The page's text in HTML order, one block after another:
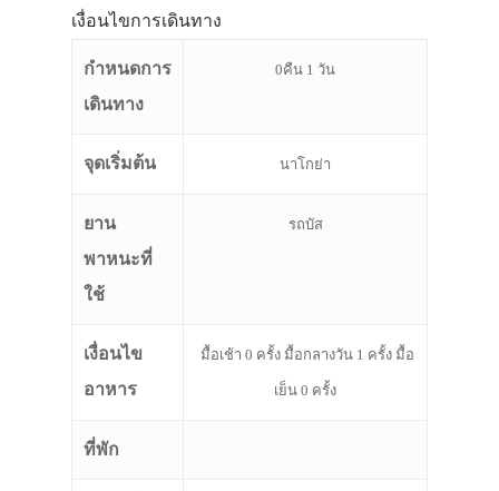
เงื่อนไขการเดินทาง
กำหนดการ
เดินทาง
0คืน 1 วัน
จุดเริ่มต้น นาโกย่า
ยาน
พาหนะที่
ใช้
รถบัส
เงื่อนไข
อาหาร
มื้อเช้า 0 ครั้ง มื้อกลางวัน 1 ครั้ง มื้อ
เย็น 0 ครั้ง
ที่พัก
สาระน่ารู้
ภาพประทับใจ